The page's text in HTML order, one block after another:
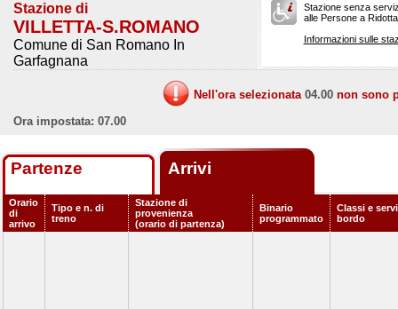
Stazione di
VILLETTA-S.ROMANO
Comune di San Romano In
Garfagnana
Stazione senza
alle Persone a
Informazioni sulle
Nell'ora selezionata 04.00 non sono
Ora impostata: 07.00
Partenze Arrivi
Orario
di
arrivo
Tipo e n. di
treno
Stazione di
provenienza
(orario di partenza)
Binario
programmato
Classi e
bordo